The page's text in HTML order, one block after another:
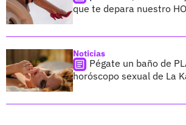
que te depara nuestro
Noticias
Pégate un baño de
horóscopo sexual de La